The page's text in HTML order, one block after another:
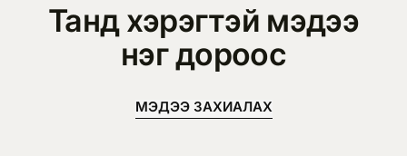
Танд хэрэгтэй мэдээ
нэг дороос
МЭДЭЭ ЗАХИАЛАХ